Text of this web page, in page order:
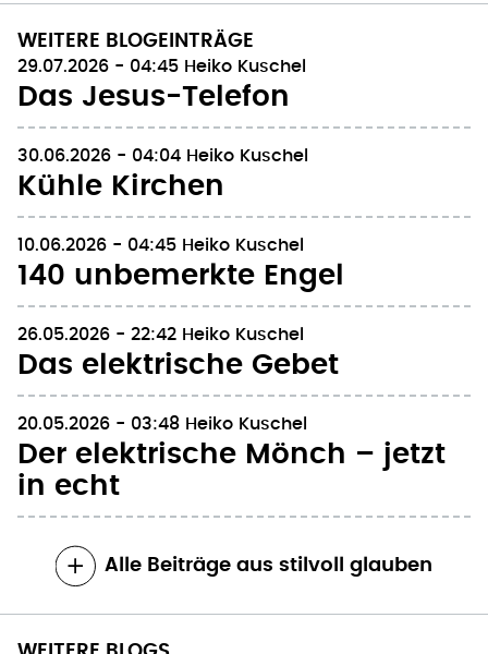
WEITERE BLOGEINTRÄGE
29.07.2026 - 04:45 Heiko Kuschel
30.06.2026 - 04:04 Heiko Kuschel
10.06.2026 - 04:45 Heiko Kuschel
140 unbemerkte Engel
26.05.2026 - 22:42 Heiko Kuschel
20.05.2026 - 03:48 Heiko Kuschel
Der elektrische Mönch – jetzt